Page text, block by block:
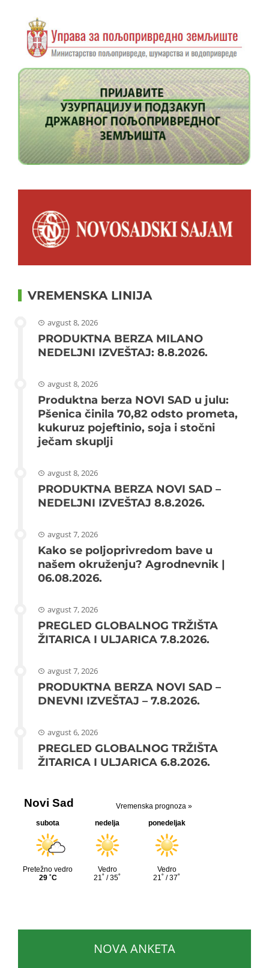
VREMENSKA LINIJA
avgust 8, 2026
PRODUKTNA BERZA MILANO
NEDELJNI IZVEŠTAJ: 8.8.2026.
avgust 8, 2026
Produktna berza NOVI SAD u julu:
Pšenica činila 70,82 odsto prometa,
kukuruz pojeftinio, soja i stočni
ječam skuplji
avgust 8, 2026
PRODUKTNA BERZA NOVI SAD –
NEDELJNI IZVEŠTAJ 8.8.2026.
avgust 7, 2026
Kako se poljoprivredom bave u
našem okruženju? Agrodnevnik |
06.08.2026.
avgust 7, 2026
PREGLED GLOBALNOG TRŽIŠTA
ŽITARICA I ULJARICA 7.8.2026.
avgust 7, 2026
PRODUKTNA BERZA NOVI SAD –
DNEVNI IZVEŠTAJ – 7.8.2026.
avgust 6, 2026
PREGLED GLOBALNOG TRŽIŠTA
ŽITARICA I ULJARICA 6.8.2026.
NOVA ANKETA